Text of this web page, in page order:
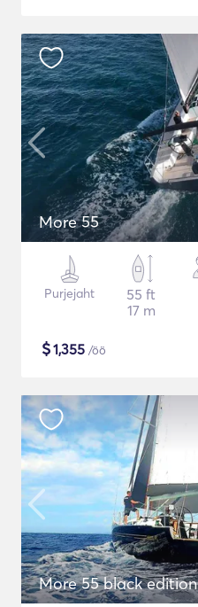
More 55
Purjejaht
55 ft
17 m
$1,355 /öö
More 55 black edition